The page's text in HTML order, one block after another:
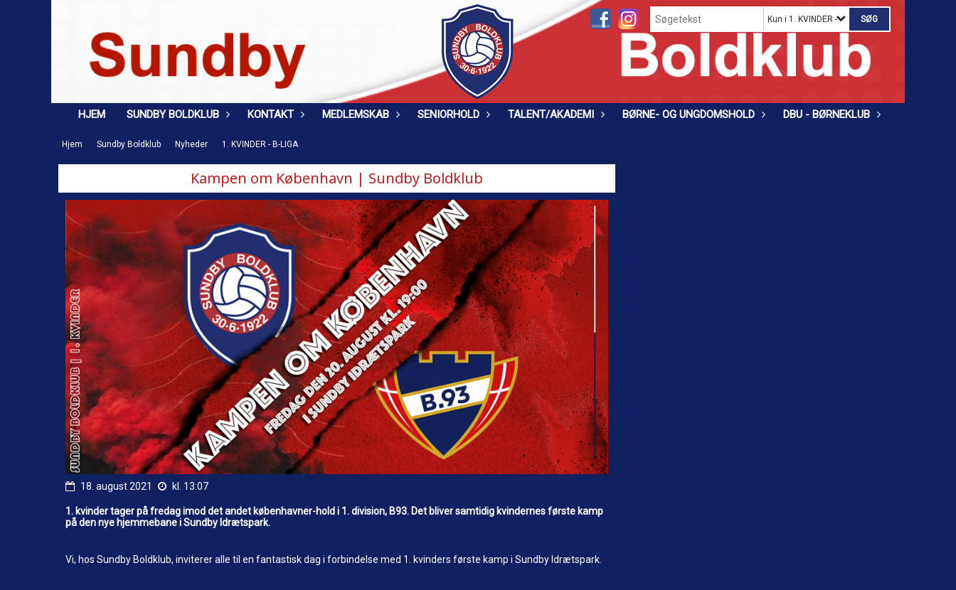
Kun i 1. KVINDER - B-LIGA
HJEM SUNDBY BOLDKLUB KONTAKT MEDLEMSKAB SENIORHOLD TALENT/AKADEMI BØRNE- OG UNGDOMSHOLD DBU - BØRNEKLUB
Hjem Sundby Boldklub Nyheder 1. KVINDER - B-LIGA
Kampen om København | Sundby Boldklub
18. august 2021 kl. 13:07
1. kvinder tager på fredag imod det andet københavner-hold i 1. division, B93. Det bliver samtidig kvindernes første kamp
på den nye hjemmebane i Sundby Idrætspark.
Vi, hos Sundby Boldklub, inviterer alle til en fantastisk dag i forbindelse med 1. kvinders første kamp i Sundby Idrætspark.